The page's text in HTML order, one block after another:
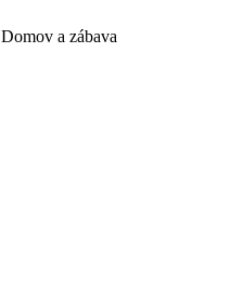
Domov a zábava